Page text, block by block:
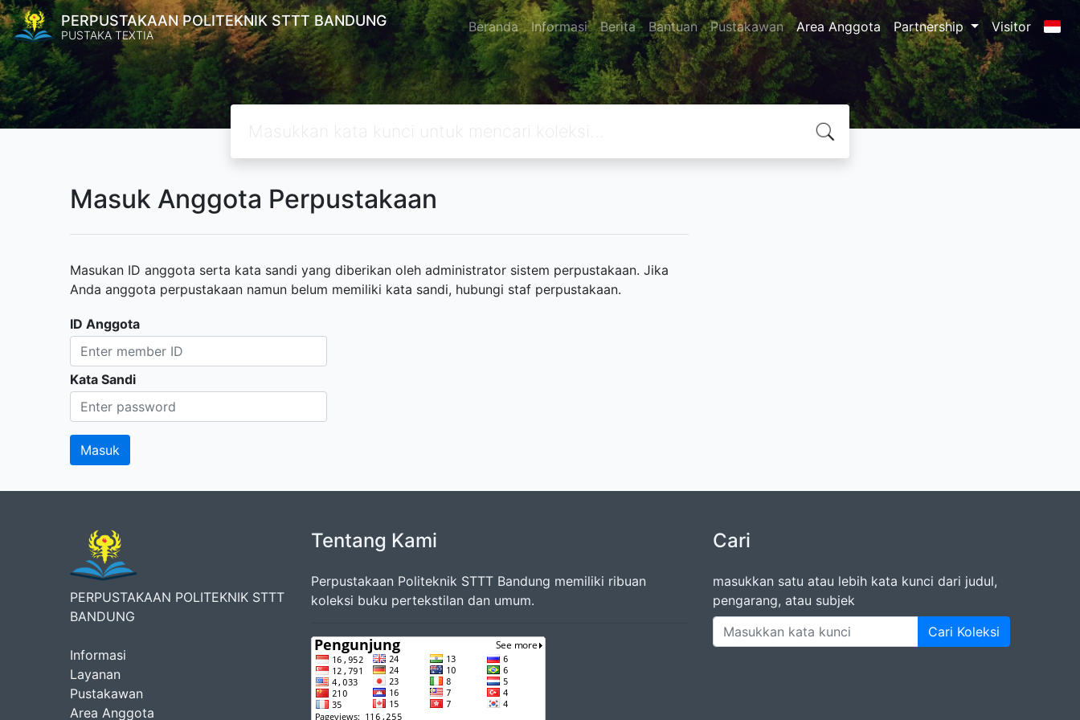
PERPUSTAKAAN POLITEKNIK STTT BANDUNG
PUSTAKA TEXTIA Beranda Informasi Berita Bantuan Pustakawan Area Anggota Partnership Visitor
Masuk Anggota Perpustakaan
Masukan ID anggota serta kata sandi yang diberikan oleh administrator sistem perpustakaan. Jika
Anda anggota perpustakaan namun belum memiliki kata sandi, hubungi staf perpustakaan.
ID Anggota
Kata Sandi
PERPUSTAKAAN POLITEKNIK STTT
BANDUNG
Informasi
Layanan
Pustakawan
Area Anggota
Tentang Kami
Perpustakaan Politeknik STTT Bandung memiliki ribuan
koleksi buku pertekstilan dan umum.
Cari
masukkan satu atau lebih kata kunci dari judul,
pengarang, atau subjek
Cari Koleksi